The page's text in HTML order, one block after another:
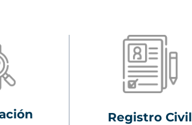
Registro Civil